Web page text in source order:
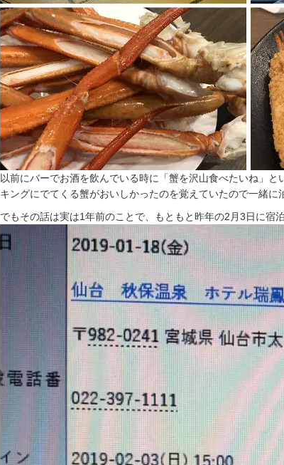
以前にバーでお酒を飲んでいる時に「蟹を沢山食べたいね」
キングにでてくる蟹がおいしかったのを覚えていたので一緒に
でもその話は実は1年前のことで、もともと昨年の2月3日に宿